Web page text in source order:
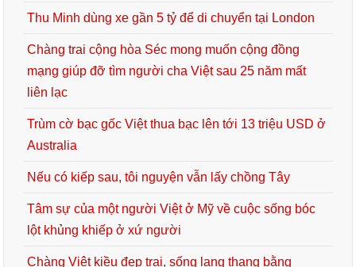
Thu Minh dùng xe gần 5 tỷ để di chuyển tại London
Chàng trai cộng hòa Séc mong muốn cộng đồng
mạng giúp đỡ tìm người cha Việt sau 25 năm mất
liên lạc
Trùm cờ bạc gốc Việt thua bạc lên tới 13 triệu USD ở
Australia
Nếu có kiếp sau, tôi nguyện vẫn lấy chồng Tây
Tâm sự của một người Việt ở Mỹ về cuộc sống bóc
lột khủng khiếp ở xứ người
Chàng Việt kiều đẹp trai, sống lang thang bằng